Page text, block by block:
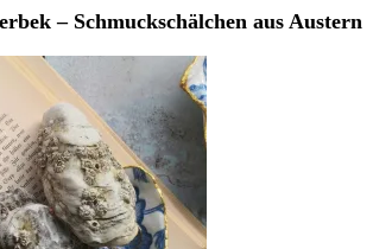
– Schmuckschälchen aus Austern